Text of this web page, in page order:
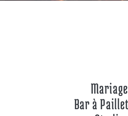
Mariage
Bar à